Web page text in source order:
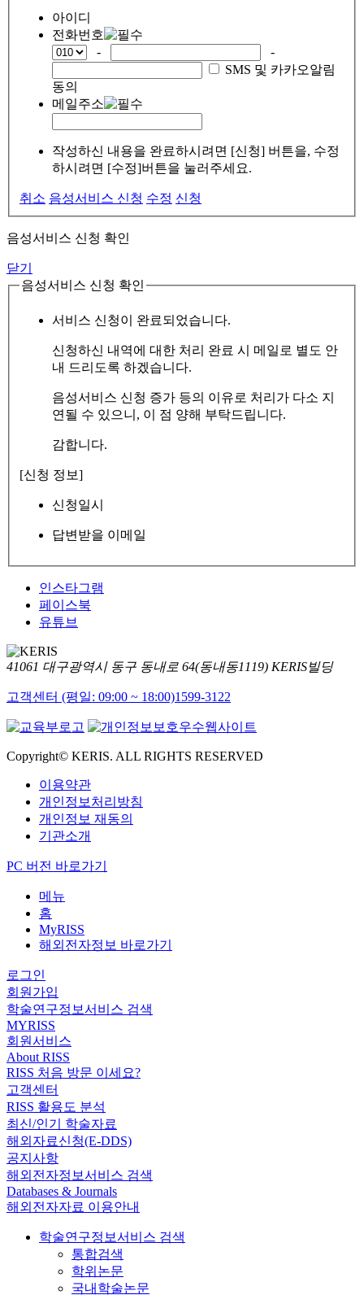
아이디
전화번호
-
-
SMS 및 카카오알림
동의
메일주소
작성하신 내용을 완료하시려면 [신청] 버튼을, 수정
하시려면 [수정]버튼을 눌러주세요.
취소 음성서비스 신청 수정 신청
음성서비스 신청 확인
닫기
음성서비스 신청 확인
서비스 신청이 완료되었습니다.
신청하신 내역에 대한 처리 완료 시 메일로 별도 안
내 드리도록 하겠습니다.
음성서비스 신청 증가 등의 이유로 처리가 다소 지
연될 수 있으니, 이 점 양해 부탁드립니다.
감합니다.
[신청 정보]
신청일시
답변받을 이메일
인스타그램
페이스북
유튜브
41061 대구광역시 동구 동내로 64(동내동1119) KERIS빌딩
고객센터 (평일: 09:00 ~ 18:00)1599-3122
Copyright© KERIS. ALL RIGHTS RESERVED
이용약관
개인정보처리방침
개인정보 재동의
기관소개
PC 버전 바로가기
메뉴
홈
MyRISS
해외전자정보 바로가기
로그인
회원가입
학술연구정보서비스 검색
MYRISS
회원서비스
About RISS
RISS 처음 방문 이세요?
고객센터
RISS 활용도 분석
최신/인기 학술자료
해외자료신청(E-DDS)
공지사항
해외전자정보서비스 검색
Databases & Journals
해외전자자료 이용안내
학술연구정보서비스 검색
통합검색
학위논문
국내학술논문